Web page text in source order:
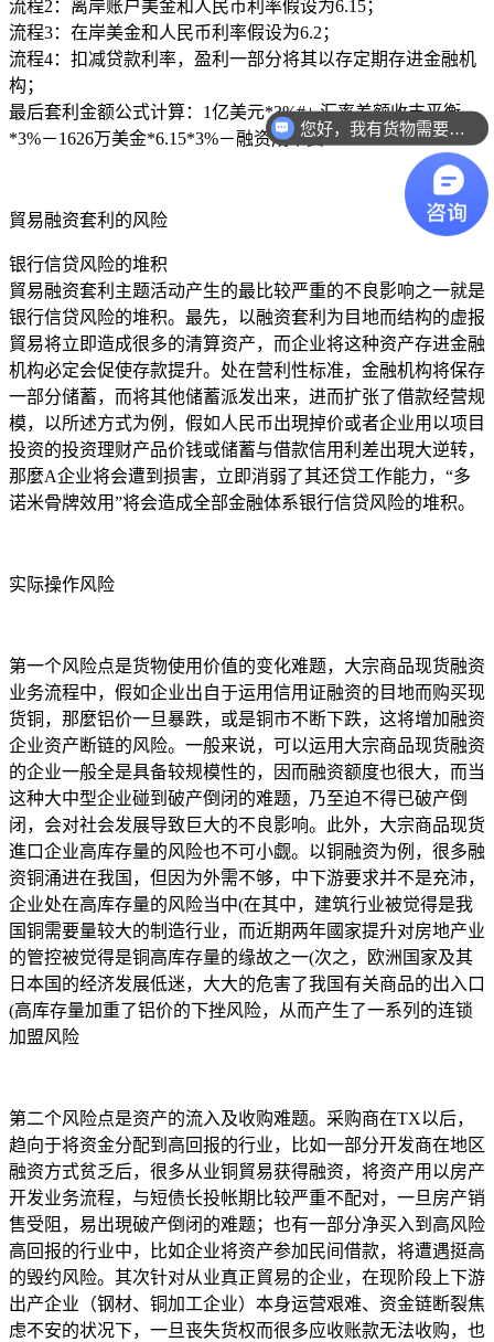
流程2：离岸账户美金和人民币利率假设为6.15；
流程3：在岸美金和人民币利率假设为6.2；
流程4：扣减贷款利率，盈利一部分将其以存定期存进金融机
构；
最后套利金额公式计算：1亿美元*3%#+ 汇率差额收支平衡
*3%－1626万美金*6.15*3%－融资成本费
貿易融资套利的风险
银行信贷风险的堆积
貿易融资套利主题活动产生的最比较严重的不良影响之一就是
银行信贷风险的堆积。最先，以融资套利为目地而结构的虚报
貿易将立即造成很多的清算资产，而企业将这种资产存进金融
机构必定会促使存款提升。处在营利性标准，金融机构将保存
一部分储蓄，而将其他储蓄派发出来，进而扩张了借款经营规
模，以所述方式为例，假如人民币出現掉价或者企业用以项目
投资的投资理财产品价钱或储蓄与借款信用利差出現大逆转，
那麼A企业将会遭到损害，立即消弱了其还贷工作能力，“多
诺米骨牌效用”将会造成全部金融体系银行信贷风险的堆积。
实际操作风险
第一个风险点是货物使用价值的变化难题，大宗商品现货融资
业务流程中，假如企业出自于运用信用证融资的目地而购买现
货铜，那麼铝价一旦暴跌，或是铜市不断下跌，这将增加融资
企业资产断链的风险。一般来说，可以运用大宗商品现货融资
的企业一般全是具备较规模性的，因而融资额度也很大，而当
这种大中型企业碰到破产倒闭的难题，乃至迫不得已破产倒
闭，会对社会发展导致巨大的不良影响。此外，大宗商品现货
進口企业高库存量的风险也不可小觑。以铜融资为例，很多融
资铜涌进在我国，但因为外需不够，中下游要求并不是充沛，
企业处在高库存量的风险当中(在其中，建筑行业被觉得是我
国铜需要量较大的制造行业，而近期两年國家提升对房地产业
的管控被觉得是铜高库存量的缘故之一(次之，欧洲国家及其
日本国的经济发展低迷，大大的危害了我国有关商品的出入口
(高库存量加重了铝价的下挫风险，从而产生了一系列的连锁
加盟风险
第二个风险点是资产的流入及收购难题。采购商在TX以后，
趋向于将资金分配到高回报的行业，比如一部分开发商在地区
融资方式贫乏后，很多从业铜貿易获得融资，将资产用以房产
开发业务流程，与短债长投帐期比较严重不配对，一旦房产销
售受阻，易出現破产倒闭的难题；也有一部分净买入到高风险
高回报的行业中，比如企业将资产参加民间借款，将遭遇挺高
的毁约风险。其次针对从业真正貿易的企业，在现阶段上下游
出产企业（钢材、铜加工企业）本身运营艰难、资金链断裂焦
虑不安的状况下，一旦丧失货权而很多应收账款无法收购，也
您好，我有货物需要你们的产品。